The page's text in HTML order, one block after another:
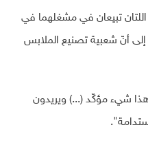
تبيعان في مشغلهما في
أنّ شعبية تصنيع الملابس
شيء مؤكّد (...) ويريدون